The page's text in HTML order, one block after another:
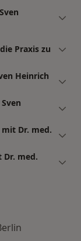
Praxis zu
Heinrich
Dr. med.
Dr. med.